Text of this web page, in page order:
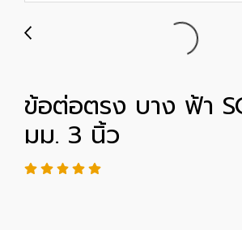
ข้อต่อตรง บาง ฟ้า
มม. 3 นิ้ว